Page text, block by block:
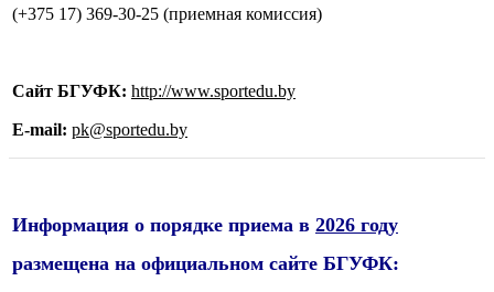
(+375 17) 369-30-25 (приемная комиссия)
Сайт БГУФК: http://www.sportedu.by
E-mail: pk@sportedu.by
Информация о порядке приема в 2026 году
размещена на официальном сайте БГУФК: